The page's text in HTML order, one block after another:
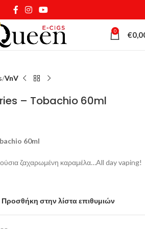
0 €
VnV
– Tobachio 60ml
60ml
ζαχαρωμένη καραμέλα…All day vaping!
Προσθήκη στην λίστα επιθυμιών